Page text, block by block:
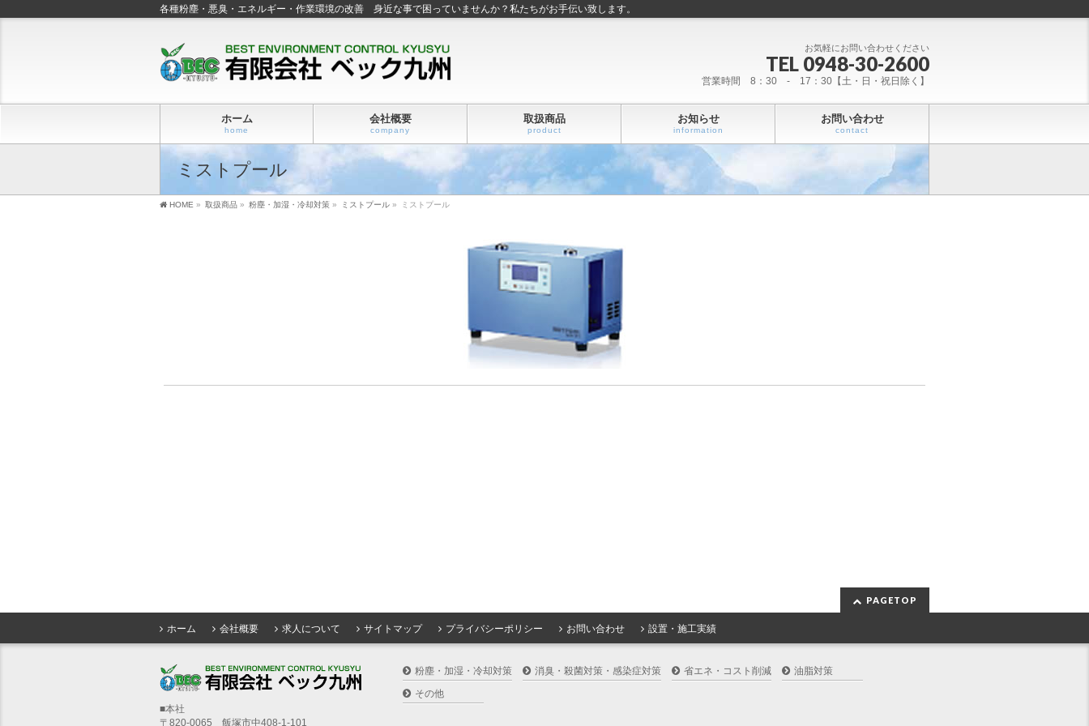
各種粉塵・悪臭・エネルギー・作業環境の改善 身近な事で困っていませんか？私たちがお手伝い致します。
お気軽にお問い合わせください
TEL 0948-30-2600
営業時間 8：30 - 17：30【土・日・祝日除く】
ホーム
home
会社概要
company
取扱商品
product
お知らせ
information
お問い合わせ
contact
ミストプール
HOME » 取扱商品 » 粉塵・加湿・冷却対策 » ミストプール » ミストプール
PAGETOP
ホーム 会社概要 求人について サイトマップ プライバシーポリシー お問い合わせ 設置・施工実績
■本社
〒820-0065 飯塚市中408-1-101
粉塵・加湿・冷却対策 消臭・殺菌対策・感染症対策 省エネ・コスト削減
油脂対策
その他